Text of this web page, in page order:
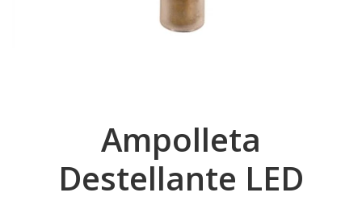
Ampolleta
Destellante LED